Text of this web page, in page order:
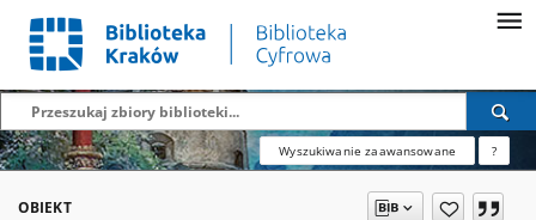
Wyszukiwanie zaawansowane ?
OBIEKT